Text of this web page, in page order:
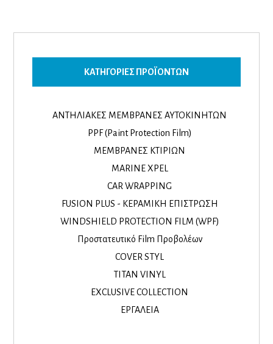
ΚΑΤΗΓΟΡΊΕΣ ΠΡΟΪΌΝΤΩΝ
ΑΝΤΗΛΙΑΚΕΣ ΜΕΜΒΡΑΝΕΣ ΑΥΤΟΚΙΝΗΤΩΝ
PPF (Paint Protection Film)
ΜΕΜΒΡΑΝΕΣ ΚΤΙΡΙΩΝ
MARINE XPEL
CAR WRAPPING
FUSION PLUS - ΚΕΡΑΜΙΚΗ ΕΠΙΣΤΡΩΣΗ
WINDSHIELD PROTECTION FILM (WPF)
Προστατευτικό Film Προβολέων
COVER STYL
TITAN VINYL
EXCLUSIVE COLLECTION
ΕΡΓΑΛΕΙΑ